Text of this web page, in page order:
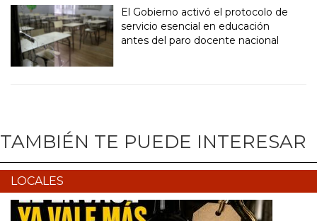
El Gobierno activó el protocolo de
servicio esencial en educación
antes del paro docente nacional
TAMBIÉN TE PUEDE INTERESAR
LOCALES